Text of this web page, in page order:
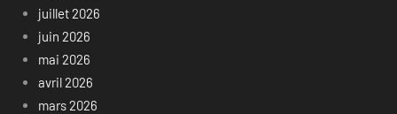
juillet 2026
juin 2026
mai 2026
avril 2026
mars 2026